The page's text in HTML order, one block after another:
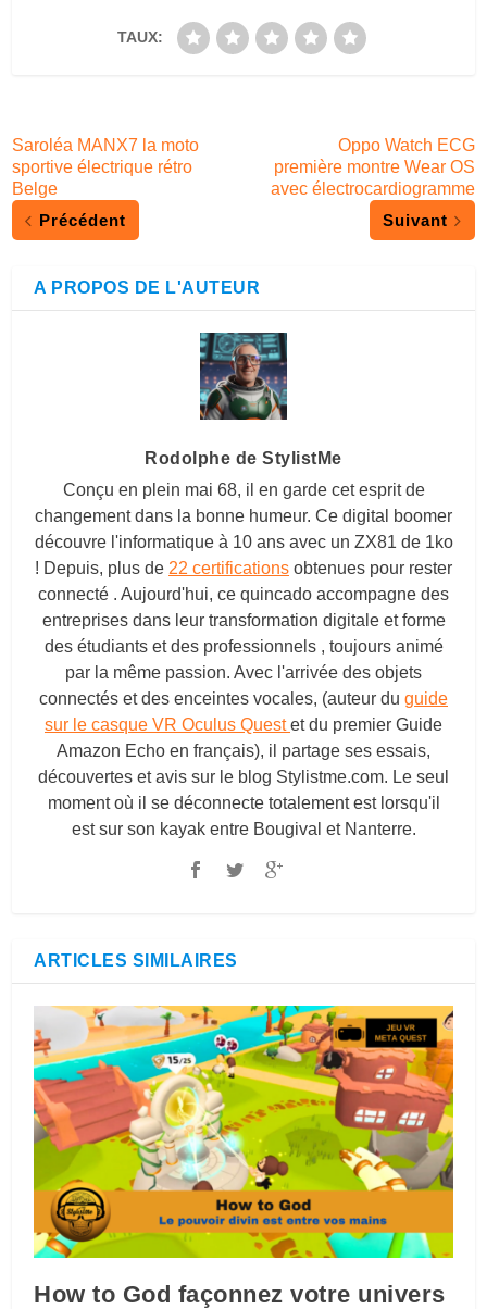
TAUX:
Saroléa MANX7 la moto
sportive électrique rétro
Belge
Précédent
Oppo Watch ECG
première montre Wear OS
avec électrocardiogramme
Suivant
A PROPOS DE L'AUTEUR
Rodolphe de StylistMe
Conçu en plein mai 68, il en garde cet esprit de
changement dans la bonne humeur. Ce digital boomer
découvre l'informatique à 10 ans avec un ZX81 de 1ko
! Depuis, plus de 22 certifications obtenues pour rester
connecté . Aujourd'hui, ce quincado accompagne des
entreprises dans leur transformation digitale et forme
des étudiants et des professionnels , toujours animé
par la même passion. Avec l'arrivée des objets
connectés et des enceintes vocales, (auteur du guide
sur le casque VR Oculus Questet du premier Guide
Amazon Echo en français), il partage ses essais,
découvertes et avis sur le blog Stylistme.com. Le seul
moment où il se déconnecte totalement est lorsqu'il
est sur son kayak entre Bougival et Nanterre.
ARTICLES SIMILAIRES
How to God façonnez votre univers